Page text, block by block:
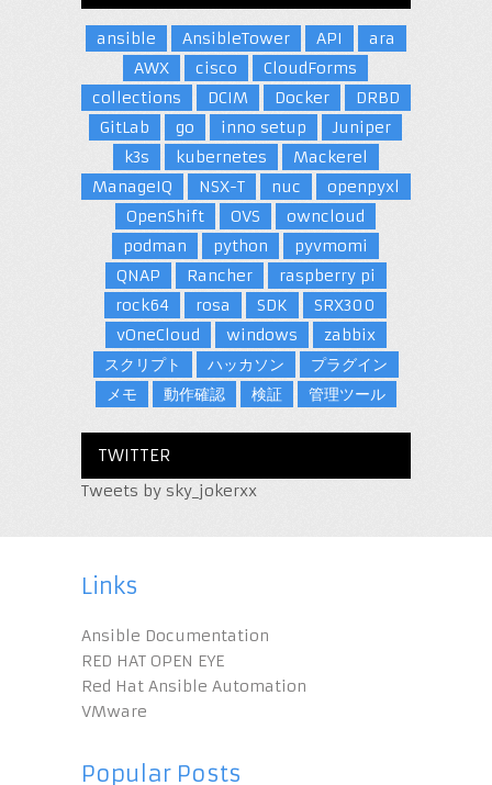
ansible AnsibleTower API
ara
AWX
cisco
CloudForms
collections
DCIM Docker
DRBD
GitLab
go inno setup
Juniper
k3s
kubernetes
Mackerel
ManageIQ
NSX-T nuc
openpyxl
OpenShift
OVS
owncloud
podman
python
pyvmomi
QNAP
Rancher
raspberry pi
rock64
rosa SDK
SRX300
vOneCloud
windows
zabbix
スクリプト
ハッカソン
プラグイン
メモ
動作確認 検証 管理ツール
TWITTER
Tweets by sky_jokerxx
Links
Ansible Documentation
RED HAT OPEN EYE
Red Hat Ansible Automation
VMware
Popular Posts